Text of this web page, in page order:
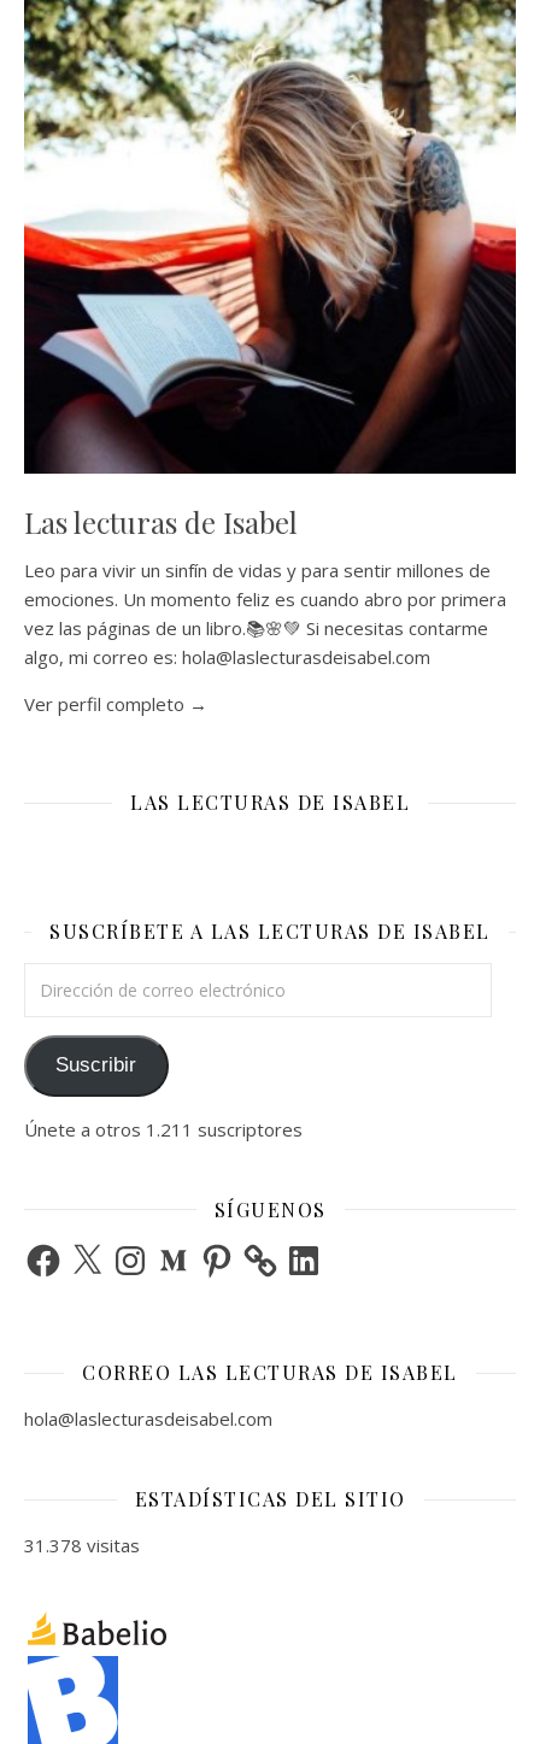
Las lecturas de Isabel
Leo para vivir un sinfín de vidas y para sentir millones de
emociones. Un momento feliz es cuando abro por primera
vez las páginas de un libro.📚🌸💚 Si necesitas contarme
algo, mi correo es: hola@laslecturasdeisabel.com
Ver perfil completo →
LAS LECTURAS DE ISABEL
SUSCRÍBETE A LAS LECTURAS DE ISABEL
Suscribir
Únete a otros 1.211 suscriptores
SÍGUENOS
Facebook
X InstagramMediumPinterest LinkedIn
CORREO LAS LECTURAS DE ISABEL
hola@laslecturasdeisabel.com
ESTADÍSTICAS DEL SITIO
31.378 visitas